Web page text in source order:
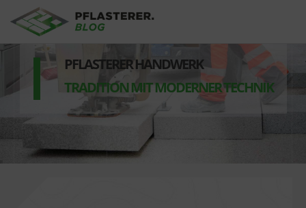
Aller au contenu principal
PFLASTERER HANDWERK
TRADITION MIT MODERNER TECHNIK